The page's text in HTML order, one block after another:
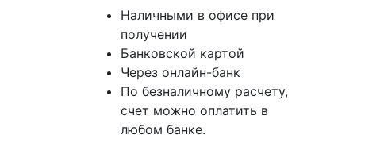
Наличными в офисе при
получении
Банковской картой
Через онлайн-банк
По безналичному расчету,
счет можно оплатить в
любом банке.